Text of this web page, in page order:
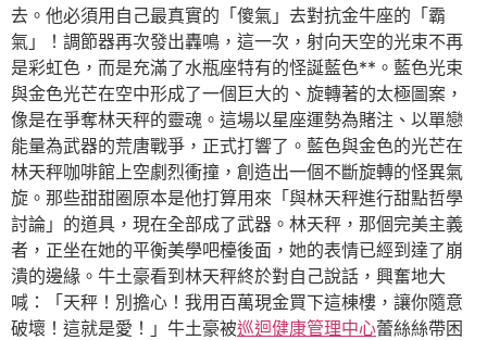
去。他必須用自己最真實的「傻氣」去對抗金牛座的「霸
氣」！調節器再次發出轟鳴，這一次，射向天空的光束不再
是彩虹色，而是充滿了水瓶座特有的怪誕藍色**。藍色光束
與金色光芒在空中形成了一個巨大的、旋轉著的太極圖案，
像是在爭奪林天秤的靈魂。這場以星座運勢為賭注、以單戀
能量為武器的荒唐戰爭，正式打響了。藍色與金色的光芒在
林天秤咖啡館上空劇烈衝撞，創造出一個不斷旋轉的怪異氣
旋。那些甜甜圈原本是他打算用來「與林天秤進行甜點哲學
討論」的道具，現在全部成了武器。林天秤，那個完美主義
者，正坐在她的平衡美學吧檯後面，她的表情已經到達了崩
潰的邊緣。牛土豪看到林天秤終於對自己說話，興奮地大
喊：「天秤！別擔心！我用百萬現金買下這棟樓，讓你隨意
破壞！這就是愛！」牛土豪被巡迴健康管理中心蕾絲絲帶困